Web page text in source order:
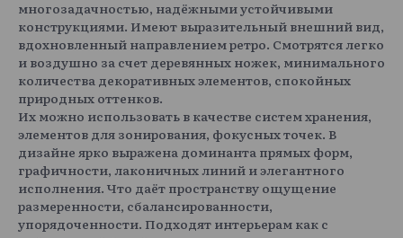
многозадачностью, надёжными устойчивыми
конструкциями. Имеют выразительный внешний вид,
вдохновленный направлением ретро. Смотрятся легко
и воздушно за счет деревянных ножек, минимального
количества декоративных элементов, спокойных
природных оттенков.
Их можно использовать в качестве систем хранения,
элементов для зонирования, фокусных точек. В
дизайне ярко выражена доминанта прямых форм,
графичности, лаконичных линий и элегантного
исполнения. Что даёт пространству ощущение
размеренности, сбалансированности,
упорядоченности. Подходят интерьерам как с